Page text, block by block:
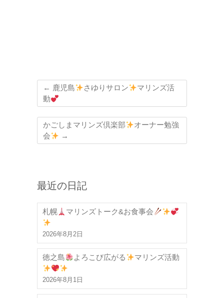
← 鹿児島 さゆりサロン
マリンズ活
動
かごしまマリンズ倶楽部
オーナー勉強
会
→
最近の日記
札幌 マリンズトーク&お食事会
2026年8月2日
徳之島 よろこび広がる マリンズ活動
2026年8月1日